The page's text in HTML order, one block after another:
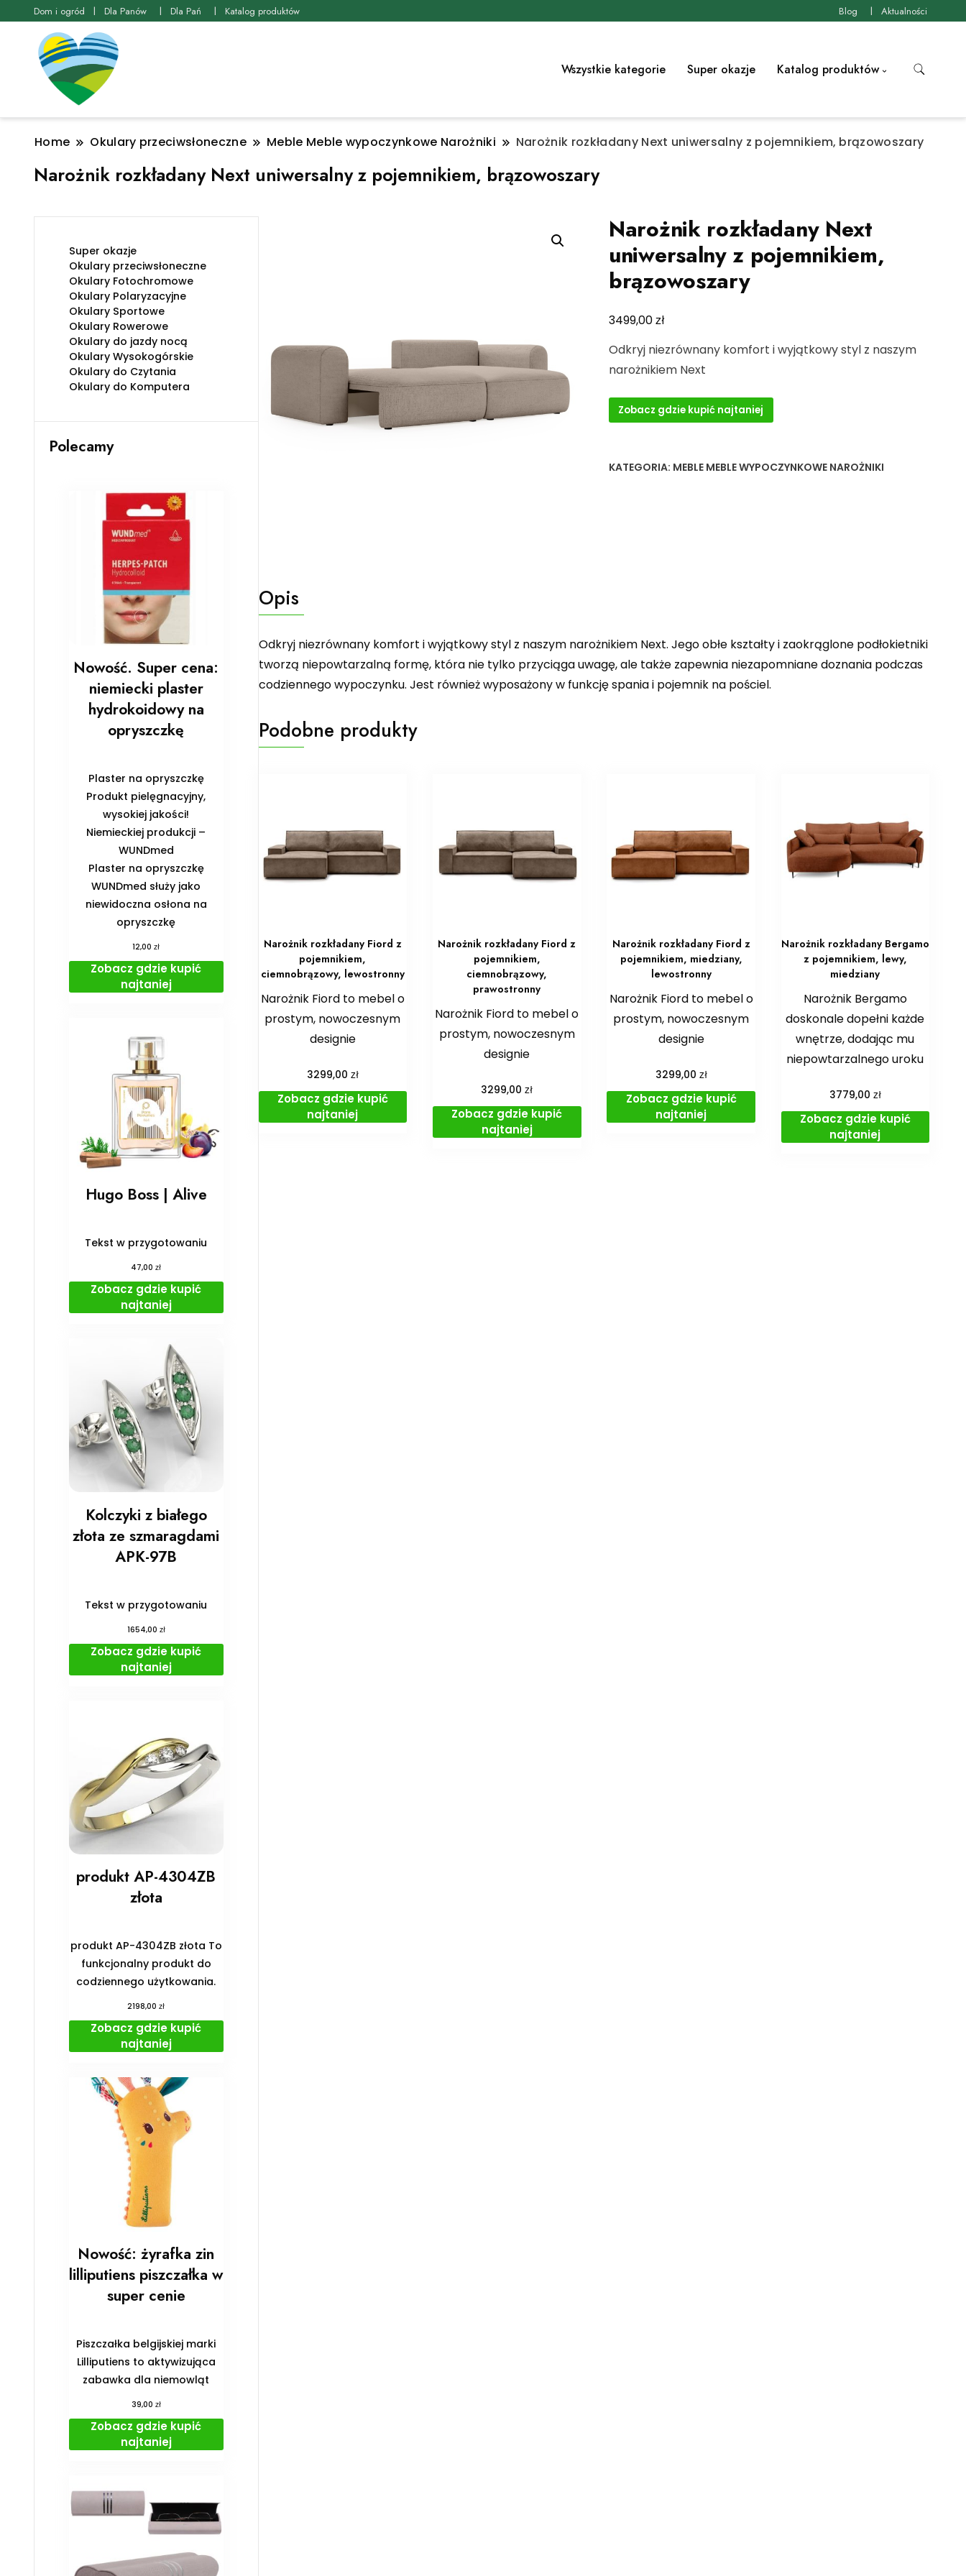
Dom i ogród Dla Panów Dla Pań Katalog produktów Blog Aktualności
Wszystkie kategorie Super okazje Katalog produktów
Home Okulary przeciwsłoneczne Meble Meble wypoczynkowe Narożniki Narożnik rozkładany Next uniwersalny z pojemnikiem, brązowoszary
Narożnik rozkładany Next uniwersalny z pojemnikiem, brązowoszary
Narożnik rozkładany Next
uniwersalny z pojemnikiem,
brązowoszary
3499,00zł
Odkryj niezrównany komfort i wyjątkowy styl z naszym
narożnikiem Next
Zobacz gdzie kupić najtaniej
KATEGORIA: MEBLE MEBLE WYPOCZYNKOWE NAROŻNIKI
Opis
Odkryj niezrównany komfort i wyjątkowy styl z naszym narożnikiem Next. Jego obłe kształty i zaokrąglone podłokietniki
tworzą niepowtarzalną formę, która nie tylko przyciąga uwagę, ale także zapewnia niezapomniane doznania podczas
codziennego wypoczynku. Jest również wyposażony w funkcję spania i pojemnik na pościel.
Podobne produkty
Narożnik rozkładany Fiord z
pojemnikiem,
ciemnobrązowy, lewostronny
Narożnik Fiord to mebel o
prostym, nowoczesnym
designie
3299,00 zł
Zobacz gdzie kupić
najtaniej
Narożnik rozkładany Fiord z
pojemnikiem,
ciemnobrązowy,
prawostronny
Narożnik Fiord to mebel o
prostym, nowoczesnym
designie
3299,00zł
Zobacz gdzie kupić
najtaniej
Narożnik rozkładany Fiord z
pojemnikiem, miedziany,
lewostronny
Narożnik Fiord to mebel o
prostym, nowoczesnym
designie
3299,00 zł
Zobacz gdzie kupić
najtaniej
Narożnik rozkładany Bergamo
z pojemnikiem, lewy,
miedziany
Narożnik Bergamo
doskonale dopełni każde
wnętrze, dodając mu
niepowtarzalnego uroku
3779,00 zł
Zobacz gdzie kupić
najtaniej
Super okazje
Okulary przeciwsłoneczne
Okulary Fotochromowe
Okulary Polaryzacyjne
Okulary Sportowe
Okulary Rowerowe
Okulary do jazdy nocą
Okulary Wysokogórskie
Okulary do Czytania
Okulary do Komputera
Polecamy
Nowość. Super cena:
niemiecki plaster
hydrokoidowy na
opryszczkę
Plaster na opryszczkę
Produkt pielęgnacyjny,
wysokiej jakości!
Niemieckiej produkcji –
WUNDmed
Plaster na opryszczkę
WUNDmed służy jako
niewidoczna osłona na
opryszczkę
12,00zł
Zobacz gdzie kupić
najtaniej
Hugo Boss | Alive
Tekst w przygotowaniu
47,00zł
Zobacz gdzie kupić
najtaniej
Kolczyki z białego
złota ze szmaragdami
APK-97B
Tekst w przygotowaniu
1654,00 zł
Zobacz gdzie kupić
najtaniej
produkt AP-4304ZB
złota
produkt AP-4304ZB złota To
funkcjonalny produkt do
codziennego użytkowania.
2198,00zł
Zobacz gdzie kupić
najtaniej
Nowość: żyrafka zin
lilliputiens piszczałka w
super cenie
Piszczałka belgijskiej marki
Lilliputiens to aktywizująca
zabawka dla niemowląt
39,00 zł
Zobacz gdzie kupić
najtaniej